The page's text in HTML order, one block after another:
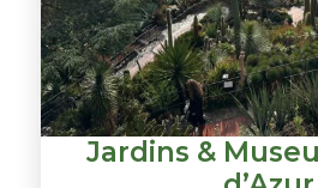
Jardins &